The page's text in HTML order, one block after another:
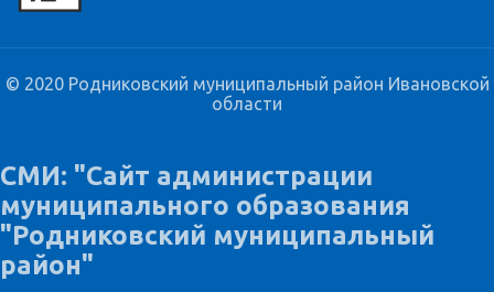
© 2020 Родниковский муниципальный район Ивановской
области
СМИ: "Сайт администрации
муниципального образования
"Родниковский муниципальный
район"